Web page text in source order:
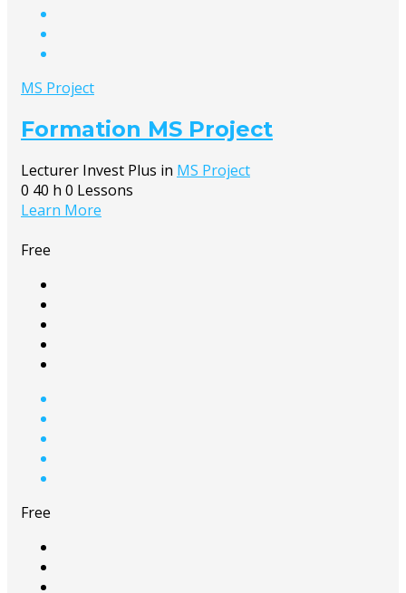
MS Project
Formation MS Project
Lecturer Invest Plus in MS Project
0 40 h 0 Lessons
Learn More
Free
Free